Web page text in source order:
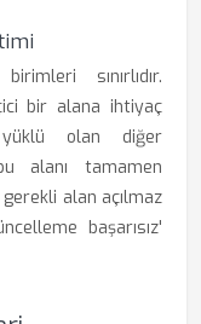
sınırlıdır.
bir alana ihtiyaç
yüklü olan diğer
alanı tamamen
alan açılmaz
başarısız'